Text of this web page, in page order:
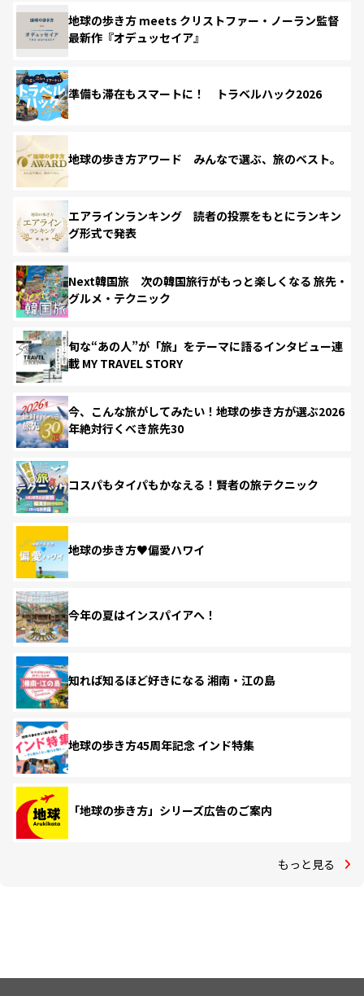
地球の歩き方 meets クリストファー・ノーラン監督
最新作『オデュッセイア』
準備も滞在もスマートに！ トラベルハック2026
地球の歩き方アワード みんなで選ぶ、旅のベスト。
エアラインランキング 読者の投票をもとにランキン
グ形式で発表
Next韓国旅 次の韓国旅行がもっと楽しくなる 旅先・
グルメ・テクニック
旬な“あの人”が「旅」をテーマに語るインタビュー連
載 MY TRAVEL STORY
今、こんな旅がしてみたい！地球の歩き方が選ぶ2026
年絶対行くべき旅先30
コスパもタイパもかなえる！賢者の旅テクニック
地球の歩き方♥偏愛ハワイ
今年の夏はインスパイアへ！
知れば知るほど好きになる 湘南・江の島
地球の歩き方45周年記念 インド特集
「地球の歩き方」シリーズ広告のご案内
もっと見る